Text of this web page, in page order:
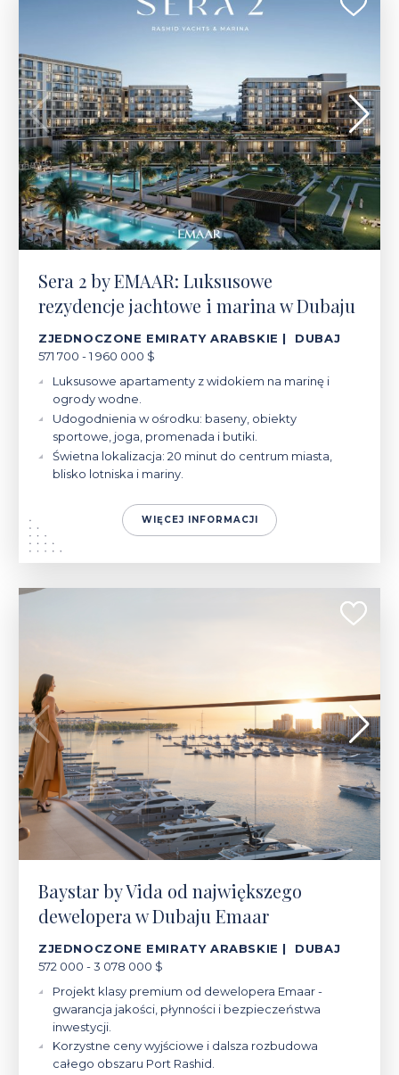
Sera 2 by EMAAR: Luksusowe
rezydencje jachtowe i marina w Dubaju
ZJEDNOCZONE EMIRATY ARABSKIE | DUBAJ
571 700 - 1 960 000 $
Luksusowe apartamenty z widokiem na marinę i
ogrody wodne.
Udogodnienia w ośrodku: baseny, obiekty
sportowe, joga, promenada i butiki.
Świetna lokalizacja: 20 minut do centrum miasta,
blisko lotniska i mariny.
WIĘCEJ INFORMACJI
572 000 - 3 078 000 $
Baystar by Vida od największego
dewelopera w Dubaju Emaar
ZJEDNOCZONE EMIRATY ARABSKIE | DUBAJ
572 000 - 3 078 000 $
Projekt klasy premium od dewelopera Emaar -
gwarancja jakości, płynności i bezpieczeństwa
inwestycji.
Korzystne ceny wyjściowe i dalsza rozbudowa
całego obszaru Port Rashid.